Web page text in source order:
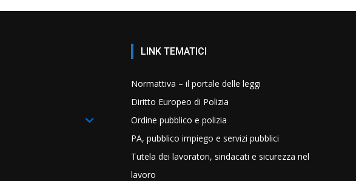
LINK TEMATICI
Normattiva – il portale delle leggi
Diritto Europeo di Polizia
Ordine pubblico e polizia
PA, pubblico impiego e servizi pubblici
Tutela dei lavoratori, sindacati e sicurezza nel
lavoro